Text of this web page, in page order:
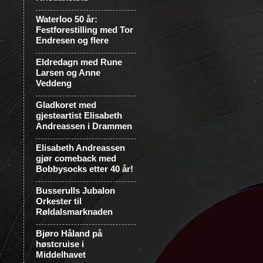
Waterloo 50 år:
Festforestilling med Tor
Endresen og flere
Eldredagn med Rune
Larsen og Anne
Veddeng
Gladkoret med
gjesteartist Elisabeth
Andreassen i Drammen
Elisabeth Andreassen
gjør comeback med
Bobbysocks etter 40 år!
Busserulls Jubalon
Orkester til
Røldalsmarknaden
Bjøro Håland på
høstcruise i
Middelhavet